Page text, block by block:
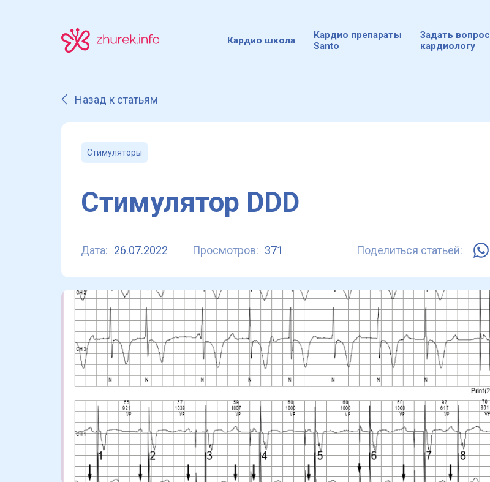
Кардио школа
Кардио препараты
Santo
Задать вопрос
кардиологу
Назад к статьям
Стимуляторы
Стимулятор DDD
Дата: 26.07.2022 Просмотров: 371 Поделиться статьей: